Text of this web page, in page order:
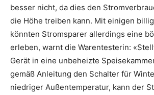
besser nicht, da dies den
die Höhe treiben kann. Mit einigen
könnten Stromsparer allerdings eine
erleben, warnt die Warentesterin:
Gerät in eine unbeheizte
gemäß Anleitung den Schalter für
niedriger Außentemperatur, kann der